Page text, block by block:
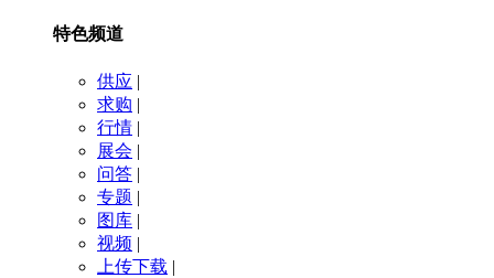
特色频道
供应 |
求购 |
行情 |
展会 |
问答 |
专题 |
图库 |
视频 |
上传下载 |